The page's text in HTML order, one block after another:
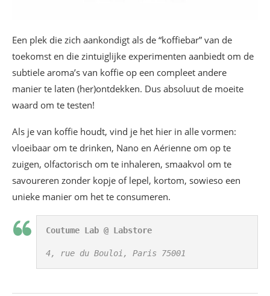
Een plek die zich aankondigt als de “koffiebar” van de
toekomst en die zintuiglijke experimenten aanbiedt om de
subtiele aroma’s van koffie op een compleet andere
manier te laten (her)ontdekken. Dus absoluut de moeite
waard om te testen!
Als je van koffie houdt, vind je het hier in alle vormen:
vloeibaar om te drinken, Nano en Aérienne om op te
zuigen, olfactorisch om te inhaleren, smaakvol om te
savoureren zonder kopje of lepel, kortom, sowieso een
unieke manier om het te consumeren.
Coutume Lab @ Labstore
4, rue du Bouloi, Paris 75001